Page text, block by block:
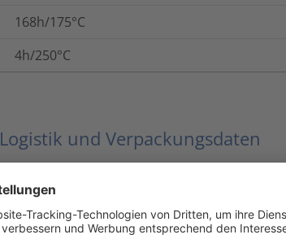
168h/175°C
4h/250°C
Logistik und Verpackungsdaten
-55 °C bis +135 °C
VG 95343 T05 B 007 M